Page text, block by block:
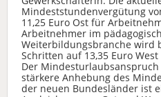
Mindeststundenvergütung
11,25 Euro Ost für
Arbeitnehmer im
Weiterbildungsbranche wird
Schritten auf 13,35 Euro
Der Mindesturlaubsanspruch
stärkere Anhebung des
der neuen Bundesländer ist